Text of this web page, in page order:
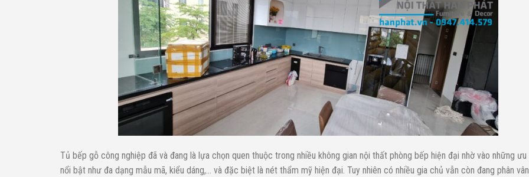
Tủ bếp gỗ công nghiệp đã và đang là lựa chọn quen thuộc trong nhiều không gian nội thất phòng bếp hiện đại nhờ vào những
nổi bật như đa dạng mẫu mã, kiểu dáng,… và đặc biệt là nét thẩm mỹ hiện đại. Tuy nhiên có nhiều gia chủ vẫn còn đang phân